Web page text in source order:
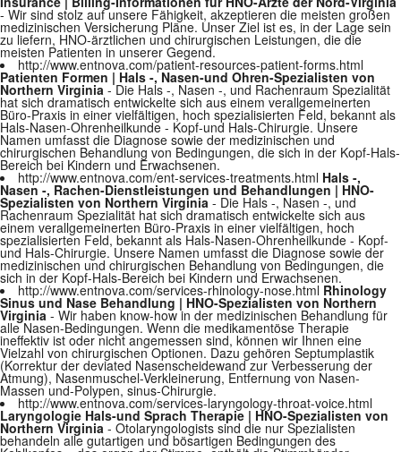
- Wir sind stolz auf unsere Fähigkeit, akzeptieren die meisten großen
medizinischen Versicherung Pläne. Unser Ziel ist es, in der Lage sein
zu liefern, HNO-ärztlichen und chirurgischen Leistungen, die die
meisten Patienten in unserer Gegend.
http://www.entnova.com/patient-resources-patient-forms.html
Patienten Formen | Hals -, Nasen-und Ohren-Spezialisten von
Northern Virginia - Die Hals -, Nasen -, und Rachenraum Spezialität
hat sich dramatisch entwickelte sich aus einem verallgemeinerten
Büro-Praxis in einer vielfältigen, hoch spezialisierten Feld, bekannt als
Hals-Nasen-Ohrenheilkunde - Kopf-und Hals-Chirurgie. Unsere
Namen umfasst die Diagnose sowie der medizinischen und
chirurgischen Behandlung von Bedingungen, die sich in der Kopf-Hals-
Bereich bei Kindern und Erwachsenen.
http://www.entnova.com/ent-services-treatments.html Hals -,
Nasen -, Rachen-Dienstleistungen und Behandlungen | HNO-
Spezialisten von Northern Virginia - Die Hals -, Nasen -, und
Rachenraum Spezialität hat sich dramatisch entwickelte sich aus
einem verallgemeinerten Büro-Praxis in einer vielfältigen, hoch
spezialisierten Feld, bekannt als Hals-Nasen-Ohrenheilkunde - Kopf-
und Hals-Chirurgie. Unsere Namen umfasst die Diagnose sowie der
medizinischen und chirurgischen Behandlung von Bedingungen, die
sich in der Kopf-Hals-Bereich bei Kindern und Erwachsenen.
http://www.entnova.com/services-rhinology-nose.html Rhinology
Sinus und Nase Behandlung | HNO-Spezialisten von Northern
Virginia - Wir haben know-how in der medizinischen Behandlung für
alle Nasen-Bedingungen. Wenn die medikamentöse Therapie
ineffektiv ist oder nicht angemessen sind, können wir Ihnen eine
Vielzahl von chirurgischen Optionen. Dazu gehören Septumplastik
(Korrektur der deviated Nasenscheidewand zur Verbesserung der
Atmung), Nasenmuschel-Verkleinerung, Entfernung von Nasen-
Massen und-Polypen, sinus-Chirurgie.
http://www.entnova.com/services-laryngology-throat-voice.html
Laryngologie Hals-und Sprach Therapie | HNO-Spezialisten von
Northern Virginia - Otolaryngologists sind die nur Spezialisten
behandeln alle gutartigen und bösartigen Bedingungen des